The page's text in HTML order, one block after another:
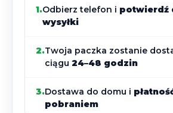
1.Odbierz telefon i potwierdź
wysyłki
2.Twoja paczka zostanie
ciągu 24–48 godzin
3.Dostawa do domu i
pobraniem